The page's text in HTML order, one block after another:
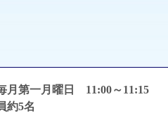
第一月曜日 11:00～11:15
約5名